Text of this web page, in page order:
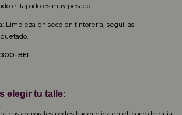
el tapado es muy pesado.
Limpieza en seco en tintorería, seguí las
BEI
elegir tu talle: